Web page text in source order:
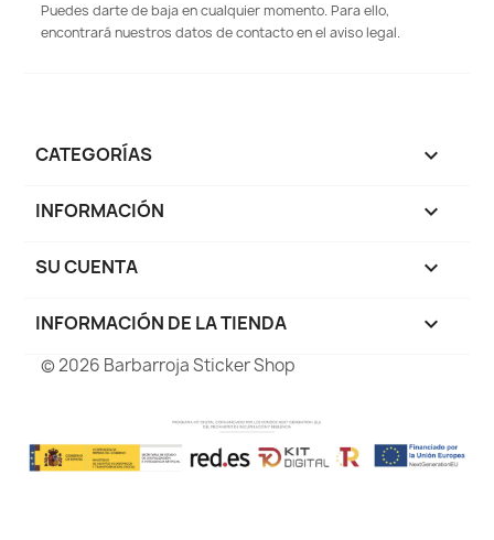
Puedes darte de baja en cualquier momento. Para ello,
encontrará nuestros datos de contacto en el aviso legal.
CATEGORÍAS 
INFORMACIÓN 
SU CUENTA 
INFORMACIÓN DE LA TIENDA keyboard_arrow_down
© 2026 Barbarroja Sticker Shop